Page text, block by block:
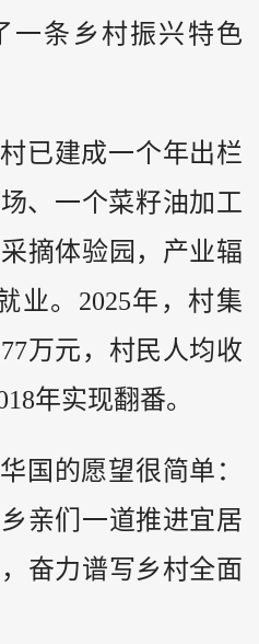
一条乡村振兴特色
已建成一个年出栏
、一个菜籽油加工
摘体验园，产业辐
业。2025年，村集
万元，村民人均收
年实现翻番。
国的愿望很简单：
亲们一道推进宜居
奋力谱写乡村全面